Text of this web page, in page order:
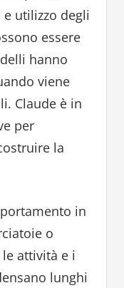
utilizzo degli
essere
hanno
viene
Claude è in
per
la
in
o
attività e i
lunghi